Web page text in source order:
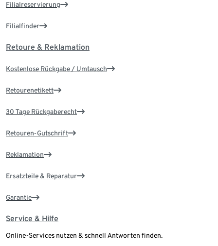
Filialreservierung
Filialfinder
Retoure & Reklamation
Kostenlose Rückgabe / Umtausch
Retourenetikett
30 Tage Rückgaberecht
Retouren-Gutschrift
Reklamation
Ersatzteile & Reparatur
Garantie
Service & Hilfe
Online-Services nutzen & schnell Antworten finden.